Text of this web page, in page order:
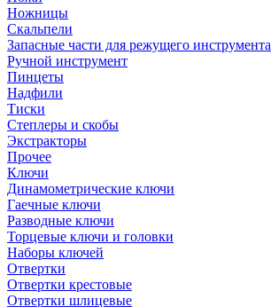
Ножницы
Скальпели
Запасные части для режущего инструмента
Ручной инструмент
Пинцеты
Надфили
Тиски
Степлеры и скобы
Экстракторы
Прочее
Ключи
Динамометрические ключи
Гаечные ключи
Разводные ключи
Торцевые ключи и головки
Наборы ключей
Отвертки
Отвертки крестовые
Отвертки шлицевые